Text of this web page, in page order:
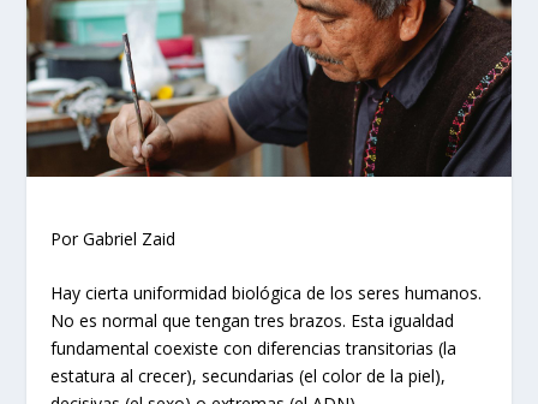
Por Gabriel Zaid
Hay cierta uniformidad biológica de los seres humanos.
No es normal que tengan tres brazos. Esta igualdad
fundamental coexiste con diferencias transitorias (la
estatura al crecer), secundarias (el color de la piel),